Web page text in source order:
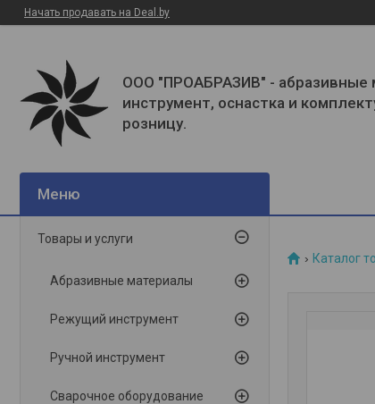
Начать продавать на Deal.by
ООО "ПРОАБРАЗИВ" - абразивные
инструмент, оснастка и
розницу.
Каталог
Товары и услуги
Абразивные материалы
Режущий инструмент
Ручной инструмент
Сварочное оборудование